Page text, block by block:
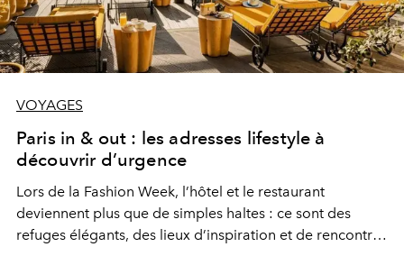
VOYAGES
Paris in & out : les adresses lifestyle à
découvrir d’urgence
Lors de la Fashion Week, l’hôtel et le restaurant
deviennent plus que de simples haltes : ce sont des
refuges élégants, des lieux d’inspiration et de rencontre.